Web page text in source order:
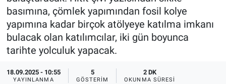
basımına, çömlek yapımından fosil kolye
yapımına kadar birçok atölyeye katılma imkanı
bulacak olan katılımcılar, iki gün boyunca
tarihte yolculuk yapacak.
18.09.2025 - 10:55
YAYINLANMA
5
GÖSTERIM
2 DK
OKUNMA SÜRESI
Ege'den Esintiler
Eğitim
İletişim